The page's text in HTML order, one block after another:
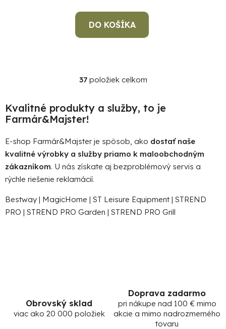
DO KOŠÍKA
O
l
a
c
i
e
r
v
k
37položiek celkom
Kvalitné produkty a služby, to je
Farmár&Majster!
E-shop Farmár&Majster je spôsob, ako dostať naše
kvalitné výrobky a služby priamo k maloobchodným
zákazníkom. U nás získate aj bezproblémový servis a
rýchle riešenie reklamácií.
Bestway | MagicHome | ST Leisure Equipment | STREND
PRO | STREND PRO Garden | STREND PRO Grill
Obrovský sklad
viac ako 20 000 položiek
Doprava zadarmo
pri nákupe nad 100 € mimo
akcie a mimo nadrozmerného
tovaru